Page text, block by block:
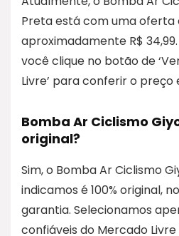
Preta está com uma oferta
aproximadamente R$
você clique no botão de
Livre’ para conferir o preço
Bomba Ar Ciclismo
original?
Sim, o Bomba Ar Ciclismo
indicamos é 100% original,
garantia. Selecionamos
confiáveis do Mercado